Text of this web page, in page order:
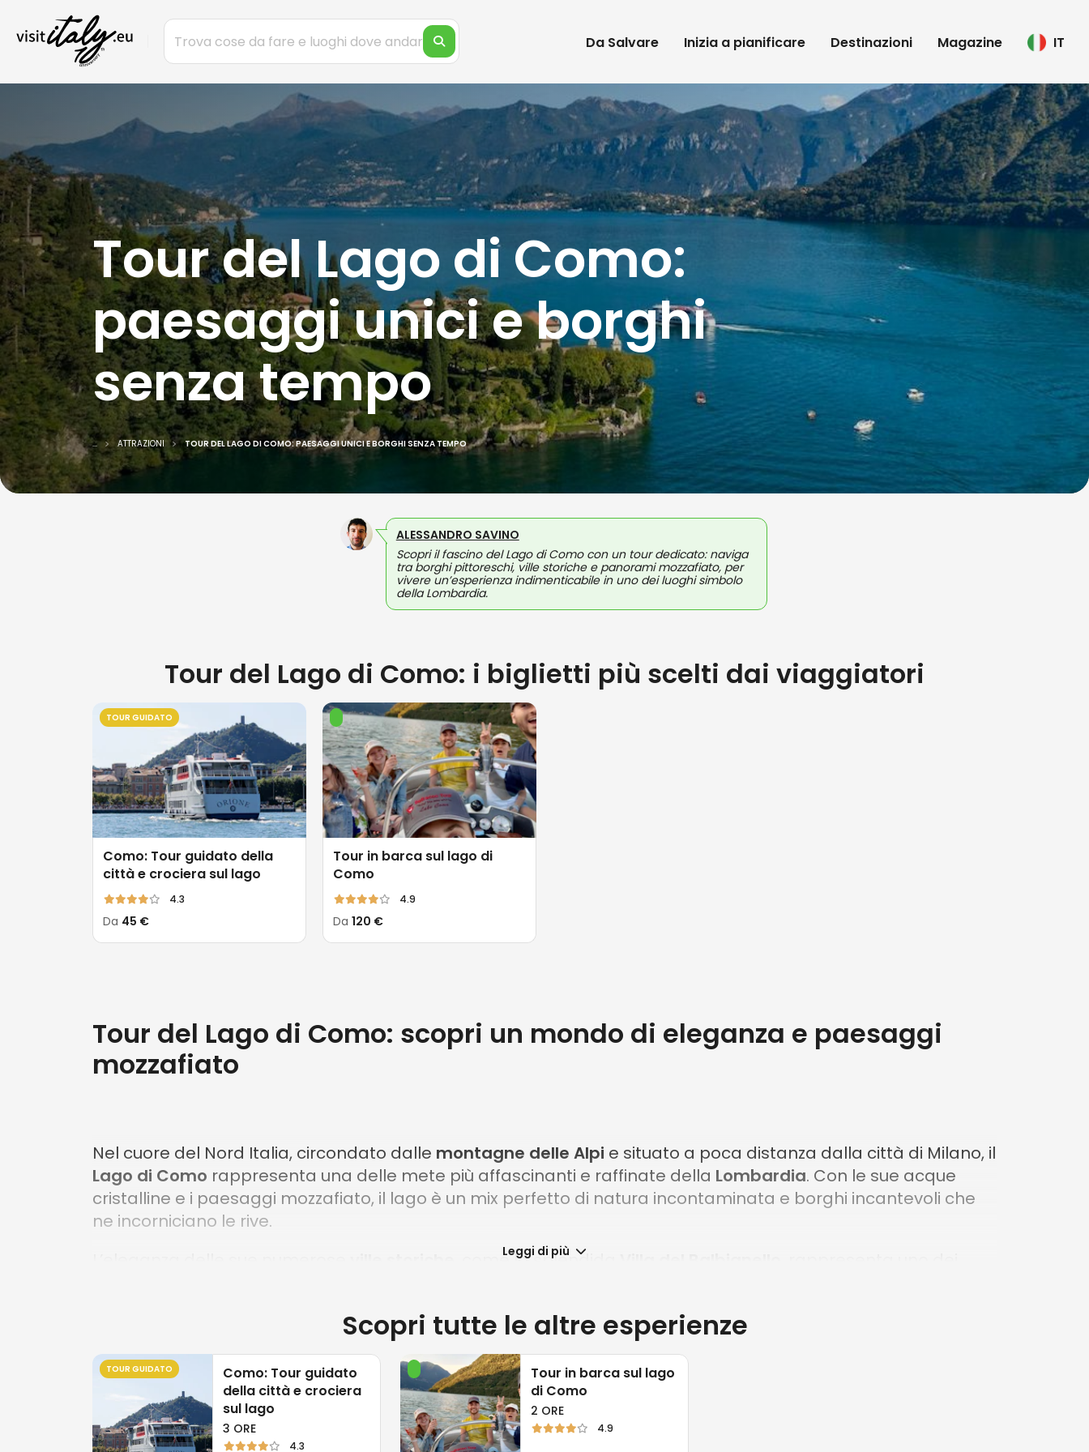
Da Salvare Inizia a pianificare Destinazioni Magazine IT
Tour del Lago di Como:
paesaggi unici e borghi
senza tempo
... ATTRAZIONI TOUR DEL LAGO DI COMO: PAESAGGI UNICI E BORGHI SENZA TEMPO
ALESSANDRO SAVINO
Scopri il fascino del Lago di Como con un tour dedicato: naviga
tra borghi pittoreschi, ville storiche e panorami mozzafiato, per
vivere un’esperienza indimenticabile in uno dei luoghi simbolo
della Lombardia.
Tour del Lago di Como: i biglietti più scelti dai viaggiatori
TOUR GUIDATO
Como: Tour guidato della
città e crociera sul lago
4.3
Da 45 €
Tour in barca sul lago di
Como
4.9
Da 120 €
Tour del Lago di Como: scopri un mondo di eleganza e paesaggi
mozzafiato
Nel cuore del Nord Italia, circondato dalle montagne delle Alpi e situato a poca distanza dalla città di Milano, il
Lago di Como rappresenta una delle mete più affascinanti e raffinate della Lombardia. Con le sue acque
cristalline e i paesaggi mozzafiato, il lago è un mix perfetto di natura incontaminata e borghi incantevoli che
ne incorniciano le rive.
, come la splendida
esplorare il patrimonio culturale e naturale di questo luogo magico.
Perdersi tra le suggestive stradine di
Bellagio, o guardare il tramonto riflettersi sulle acque del lago, immerso
in un paesaggio che sembra uscito da una cartolina, è un’esperienza che ti rimarrà davvero impressa nella
memoria.
Leggi di più
Scopri tutte le altre esperienze
TOUR GUIDATO
Como: Tour guidato
della città e crociera
sul lago
3 ORE
4.3
Tour in barca sul lago
di Como
2 ORE
4.9